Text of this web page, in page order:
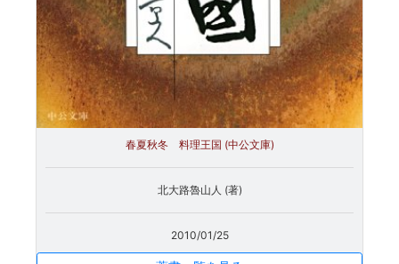
春夏秋冬 料理王国 (中公文庫)
北大路魯山人 (著)
2010/01/25